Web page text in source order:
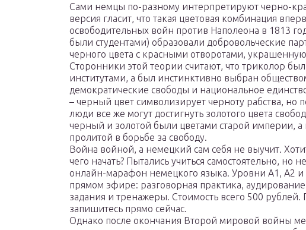
Сами немцы по-разному интерпретируют черно-
версия гласит, что такая цветовая комбинация
освободительных войн против Наполеона в 1813
были студентами) образовали добровольческие
черного цвета с красными отворотами,
Сторонники этой теории считают, что триколор
институтами, а был инстинктивно выбран
демократические свободы и национальное
– черный цвет символизирует черноту рабства, но
люди все же могут достигнуть золотого цвета
черный и золотой были цветами старой империи,
пролитой в борьбе за свободу.
Война войной, а немецкий сам себя не выучит.
чего начать? Пытались учиться самостоятельно, но
онлайн-марафон немецкого языка. Уровни А1, А2 и
прямом эфире: разговорная практика,
задания и тренажеры. Стоимость всего 500 рублей.
запишитесь прямо сейчас.
Однако после окончания Второй мировой войны